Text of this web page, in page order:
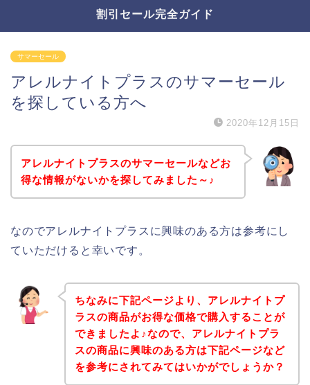
割引セール完全ガイド
サマーセール
アレルナイトプラスのサマーセール
を探している方へ
2020年12月15日
アレルナイトプラスのサマーセールなどお
得な情報がないかを探してみました～♪
なのでアレルナイトプラスに興味のある方は参考にし
ていただけると幸いです。
ちなみに下記ページより、アレルナイトプ
ラスの商品がお得な価格で購入することが
できましたよ♪なので、アレルナイトプラ
スの商品に興味のある方は下記ページなど
を参考にされてみてはいかがでしょうか？